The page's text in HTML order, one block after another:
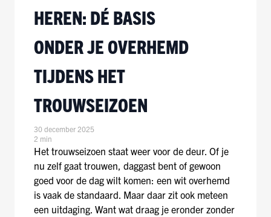
HEREN: DÉ BASIS
ONDER JE OVERHEMD
TIJDENS HET
TROUWSEIZOEN
30 december 2025
2 min
Het trouwseizoen staat weer voor de deur. Of je
nu zelf gaat trouwen, daggast bent of gewoon
goed voor de dag wilt komen: een wit overhemd
is vaak de standaard. Maar daar zit ook meteen
een uitdaging. Want wat draag je eronder zonder